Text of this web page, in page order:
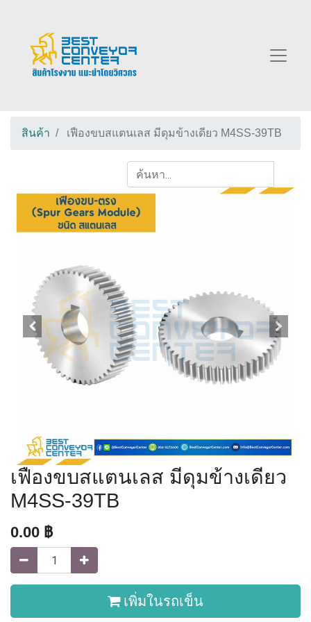
สินค้า เฟืองขบสแตนเลส มีดุมข้างเดียว M4SS-39TB
เฟืองขบสแตนเลส มีดุมข้างเดียว
M4SS-39TB
0.00 ฿
เพิ่มในรถเข็น